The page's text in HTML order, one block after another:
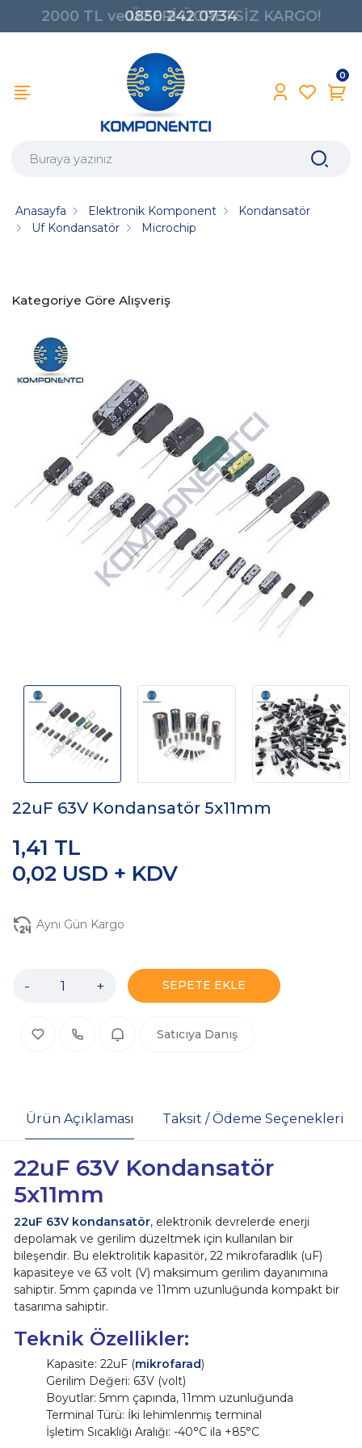
0850 242 0734
0
Anasayfa Elektronik Komponent
Kondansatör
Uf Kondansatör
Microchip
Kategoriye Göre Alışveriş
22uF 63V Kondansatör 5x11mm
0,02 USD + KDV
1,41 TL
Aynı Gün Kargo
- + SEPETE EKLE
Satıcıya Danış
Ürün Açıklaması Taksit / Ödeme Seçenekleri
22uF 63V Kondansatör
5x11mm
22uF 63V kondansatör, elektronik devrelerde enerji
depolamak ve gerilim düzeltmek için kullanılan bir
bileşendir. Bu elektrolitik kapasitör, 22 mikrofaradlık (uF)
kapasiteye ve 63 volt (V) maksimum gerilim dayanımına
sahiptir. 5mm çapında ve 11mm uzunluğunda kompakt bir
tasarıma sahiptir.
Teknik Özellikler:
Kapasite: 22uF (mikrofarad)
Gerilim Değeri: 63V (volt)
Boyutlar: 5mm çapında, 11mm uzunluğunda
Terminal Türü: İki lehimlenmiş terminal
İşletim Sıcaklığı Aralığı: -40°C ila +85°C